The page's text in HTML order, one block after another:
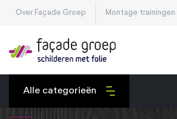
Over Façade Groep Montage trainingen
Alle categorieën